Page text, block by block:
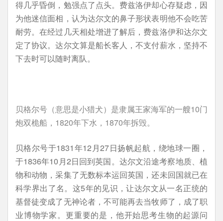
得几乎昏倒，勉强点了点头。费兹洛伊却心存疑虑，因
为他迷信面相，认为达尔文的鼻子形状表明他不会吃苦
耐劳。在经过几天相处增进了解后，费兹洛伊和达尔文
定了协议。达尔文算是船长客人，不支付薪水，坚持不
下去时可以随时离队。
贝格尔号（意思是小猎犬）是隶属王家海军的一艘10门
炮双桅船，1820年下水，1870年拆毁。
贝格尔号于1831年12月27日扬帆起航，绕地球一圈，
于1836年10月2日回到英国。达尔文沿途考察地质、植
物和动物，采集了无数标本运回英国，还未回国就已在
科学界出了名。这5年的见识，让达尔文从一名正统的
基督徒变成了无神论者，不可能再去当牧师了，成了职
业博物学家。更重要的是，他开始思考生物的起源问